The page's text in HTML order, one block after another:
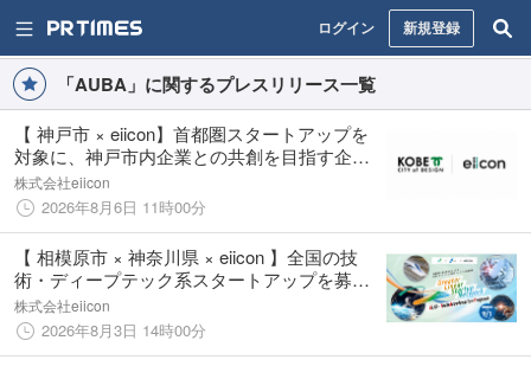
ログイン 新規登録
「AUBA」に関するプレスリリース一覧
【 神戸市 × eiicon】首都圏スタートアップを
対象に、神戸市内企業との共創を目指す企業
の募集を開始。「OPEN NEXUS KOBE」
株式会社eiicon
2026年8月6日 11時00分
【 相模原市 × 神奈川県 × eiicon 】全国の技
術・ディープテック系スタートアップを募
集！ 『GLiS-Tech Acceleration Program』
2026年度参加者募集を開始！
株式会社eiicon
2026年8月3日 14時00分